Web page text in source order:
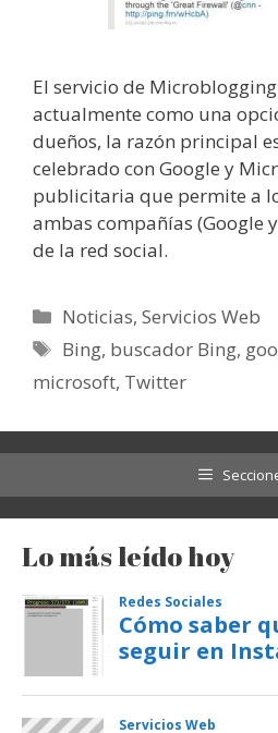
El servicio de
actualmente como una
dueños, la razón principal
celebrado con Google y
publicitaria que permite a
ambas compañías (Google
de la red social.
Categorías
Noticias,Servicios Web
Etiquetas
Bing, buscador Bing,
microsoft, Twitter
Lo más leído hoy